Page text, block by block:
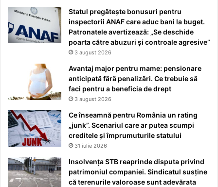
Statul pregătește bonusuri pentru
inspectorii ANAF care aduc bani la buget.
Patronatele avertizează: „Se deschide
poarta către abuzuri și controale agresive”
3 august 2026
Avantaj major pentru mame: pensionare
anticipată fără penalizări. Ce trebuie să
faci pentru a beneficia de drept
3 august 2026
Ce înseamnă pentru România un rating
„junk”. Scenariul care ar putea scumpi
creditele și împrumuturile statului
31 iulie 2026
Insolvența STB reaprinde disputa privind
patrimoniul companiei. Sindicatul susține
că terenurile valoroase sunt adevărata